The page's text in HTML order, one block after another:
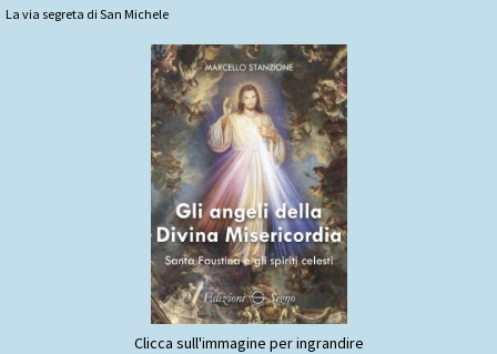
La via segreta di San Michele
Clicca sull'immagine per ingrandire